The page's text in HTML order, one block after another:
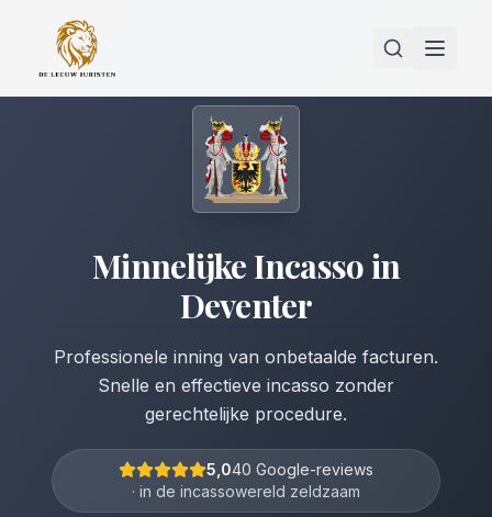
Minnelijke Incasso in
Deventer
Professionele inning van onbetaalde facturen.
Snelle en effectieve incasso zonder
gerechtelijke procedure.
5,040 Google-reviews
· in de incassowereld zeldzaam